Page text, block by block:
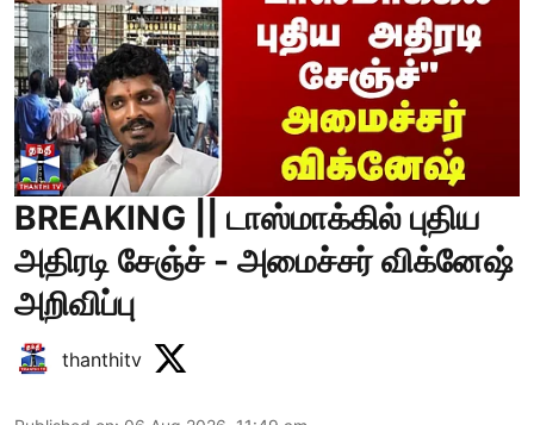
BREAKING || டாஸ்மாக்கில் புதிய
அதிரடி சேஞ்ச் - அமைச்சர் விக்னேஷ்
அறிவிப்பு
thanthitv